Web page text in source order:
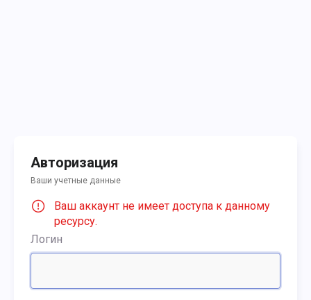
Авторизация
Ваши учетные данные
Ваш аккаунт не имеет доступа к данному
ресурсу.
Логин